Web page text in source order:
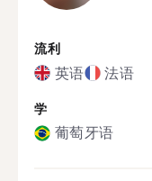
流利
英语 法语
学
葡萄牙语